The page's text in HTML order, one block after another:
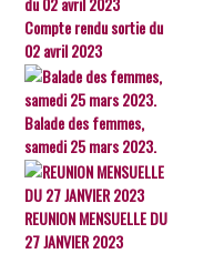
Compte rendu sortie du
02 avril 2023
Balade des femmes,
samedi 25 mars 2023.
REUNION MENSUELLE DU
27 JANVIER 2023